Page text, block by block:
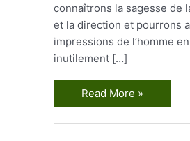
connaîtrons la sagesse de
et la direction et pourrons
impressions de l’homme
inutilement […]
La
nature
des
lettres
Read More »